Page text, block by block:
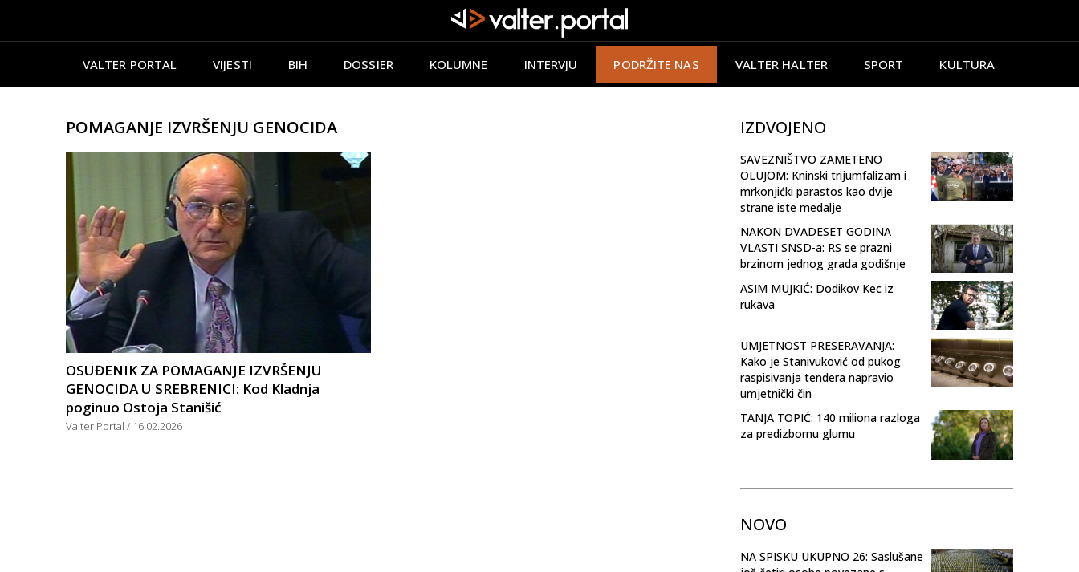
VALTER PORTAL VIJESTI BIH DOSSIER KOLUMNE INTERVJU PODRŽITE NAS VALTER HALTER SPORT KULTURA
POMAGANJE IZVRŠENJU GENOCIDA
OSUĐENIK ZA POMAGANJE IZVRŠENJU
GENOCIDA U SREBRENICI: Kod Kladnja
poginuo Ostoja Stanišić
Valter Portal 16.02.2026
IZDVOJENO
SAVEZNIŠTVO ZAMETENO
OLUJOM: Kninski trijumfalizam i
mrkonjićki parastos kao dvije
strane iste medalje
NAKON DVADESET GODINA
VLASTI SNSD-a: RS se prazni
brzinom jednog grada godišnje
ASIM MUJKIĆ: Dodikov Kec iz
rukava
UMJETNOST PRESERAVANJA:
Kako je Stanivuković od pukog
raspisivanja tendera napravio
umjetnički čin
TANJA TOPIĆ: 140 miliona razloga
za predizbornu glumu
NOVO
NA SPISKU UKUPNO 26: Saslušane